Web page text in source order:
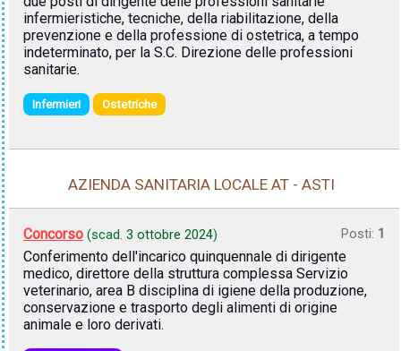
infermieristiche, tecniche, della riabilitazione, della
prevenzione e della professione di ostetrica, a tempo
indeterminato, per la S.C. Direzione delle professioni
sanitarie.
Infermieri Ostetriche
AZIENDA SANITARIA LOCALE AT - ASTI
Concorso (scad. 3 ottobre 2024) Posti: 1
Conferimento dell'incarico quinquennale di dirigente
medico, direttore della struttura complessa Servizio
veterinario, area B disciplina di igiene della produzione,
conservazione e trasporto degli alimenti di origine
animale e loro derivati.